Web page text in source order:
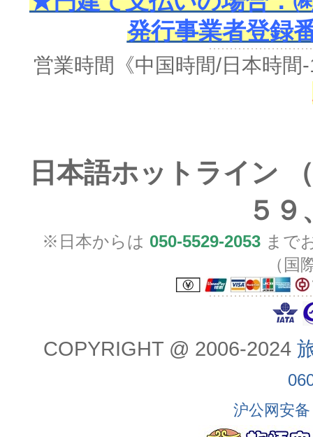
発行事業者登録
営業時間《中国時間/日本時間
日本語ホットライン
５９
※日本からは 050-5529-2053 まで
（国
COPYRIGHT @ 2006-2024
沪公网安